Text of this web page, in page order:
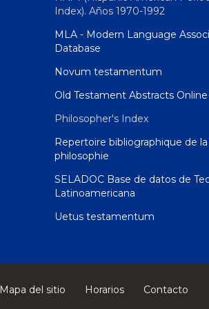
Index). Años 1970-1992
MLA - Modern Language
Database
Novum testamentum
Old Testament Abstracts Online
Philosopher's Index
Repertoire bibliographique de la
philosophie
SELADOC Base de datos de
Latinoamericana
Uetus testamentum
Mapa del sitio Horarios
Contacto